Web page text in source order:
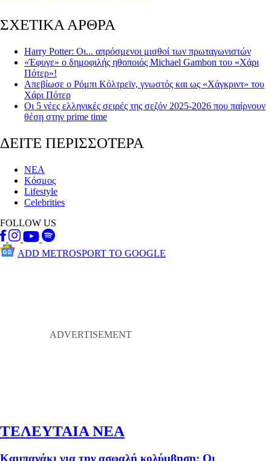
ΣΧΕΤΙΚΑ ΑΡΘΡΑ
Harry Potter: Οι... απρόσμενοι μισθοί των πρωταγωνιστών
«Έφυγε» ο δημοφιλής ηθοποιός Michael Gambon του «Χάρι
Πότερ»!
Απεβίωσε ο Ρόμπι Κόλτρεϊν, γνωστός και ως «Χάγκριντ» του
Χάρι Πότερ
Οι 5 νέες ελληνικές σειρές της σεζόν 2025-2026 που παίρνουν
θέση στην prime time
ΔΕΙΤΕ ΠΕΡΙΣΣΟΤΕΡΑ
ΝΕΑ
Κόσμος
Lifestyle
Celebrities
FOLLOW US
ADD METROSPORT TO GOOGLE
ΤΕΛΕΥΤΑΙΑ ΝΕΑ
Καμπανάκι για την ασφαλή κολύμβηση: Οι